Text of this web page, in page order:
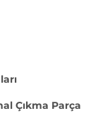
Çıkma Parça